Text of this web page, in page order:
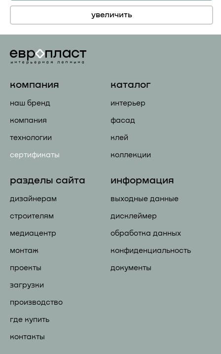
увеличить
компания
наш бренд
компания
технологии
сертификаты
каталог
интерьер
фасад
клей
коллекции
разделы сайта
дизайнерам
строителям
медиацентр
монтаж
проекты
загрузки
производство
где купить
контакты
информация
выходные данные
дисклеймер
обработка данных
конфиденциальность
документы